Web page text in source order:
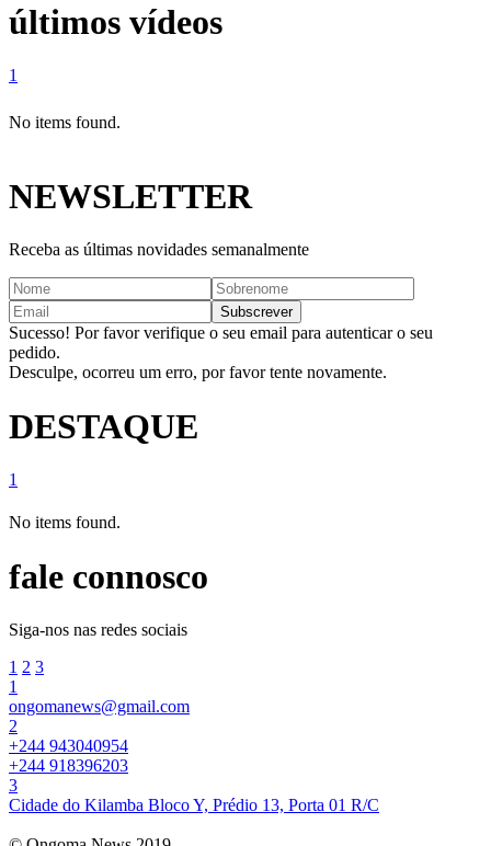
últimos vídeos
1
No items found.
NEWSLETTER
Receba as últimas novidades semanalmente
Sucesso! Por favor verifique o seu email para autenticar o seu
pedido.
Desculpe, ocorreu um erro, por favor tente novamente.
DESTAQUE
1
No items found.
fale connosco
Siga-nos nas redes sociais
1 2 3
1
ongomanews@gmail.com
2
+244 943040954
+244 918396203
3
Cidade do Kilamba Bloco Y, Prédio 13, Porta 01 R/C